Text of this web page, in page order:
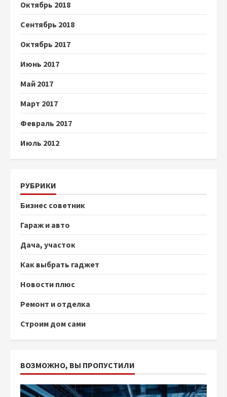
Октябрь 2018
Сентябрь 2018
Октябрь 2017
Июнь 2017
Май 2017
Март 2017
Февраль 2017
Июль 2012
РУБРИКИ
Бизнес советник
Гараж и авто
Дача, участок
Как выбрать гаджет
Новости плюс
Ремонт и отделка
Строим дом сами
ВОЗМОЖНО, ВЫ ПРОПУСТИЛИ